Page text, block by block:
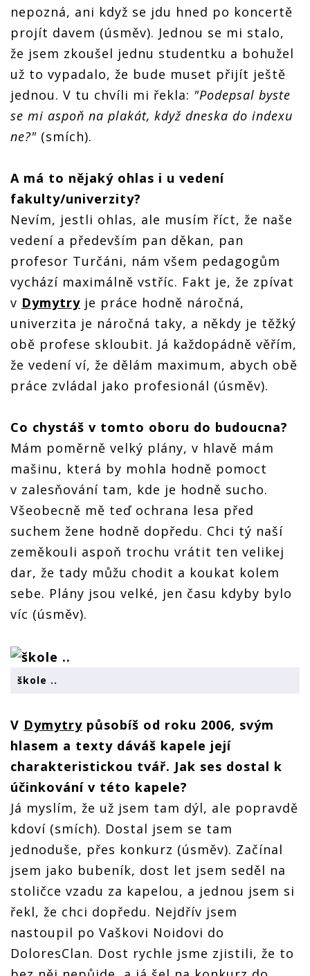
nepozná, ani když se jdu hned po koncertě
projít davem (úsměv). Jednou se mi stalo,
že jsem zkoušel jednu studentku a bohužel
už to vypadalo, že bude muset přijít ještě
jednou. V tu chvíli mi řekla: "Podepsal byste
se mi aspoň na plakát, když dneska do indexu
ne?" (smích).
A má to nějaký ohlas i u vedení
fakulty/univerzity?
Nevím, jestli ohlas, ale musím říct, že naše
vedení a především pan děkan, pan
profesor Turčáni, nám všem pedagogům
vychází maximálně vstříc. Fakt je, že zpívat
v Dymytry je práce hodně náročná,
univerzita je náročná taky, a někdy je těžký
obě profese skloubit. Já každopádně věřím,
že vedení ví, že dělám maximum, abych obě
práce zvládal jako profesionál (úsměv).
Co chystáš v tomto oboru do budoucna?
Mám poměrně velký plány, v hlavě mám
mašinu, která by mohla hodně pomoct
v zalesňování tam, kde je hodně sucho.
Všeobecně mě teď ochrana lesa před
suchem žene hodně dopředu. Chci tý naší
zeměkouli aspoň trochu vrátit ten velikej
dar, že tady můžu chodit a koukat kolem
sebe. Plány jsou velké, jen času kdyby bylo
víc (úsměv).
škole ..
V Dymytry působíš od roku 2006, svým
hlasem a texty dáváš kapele její
charakteristickou tvář. Jak ses dostal k
účinkování v této kapele?
Já myslím, že už jsem tam dýl, ale popravdě
kdoví (smích). Dostal jsem se tam
jednoduše, přes konkurz (úsměv). Začínal
jsem jako bubeník, dost let jsem seděl na
stoličce vzadu za kapelou, a jednou jsem si
řekl, že chci dopředu. Nejdřív jsem
nastoupil po Vaškovi Noidovi do
DoloresClan. Dost rychle jsme zjistili, že to